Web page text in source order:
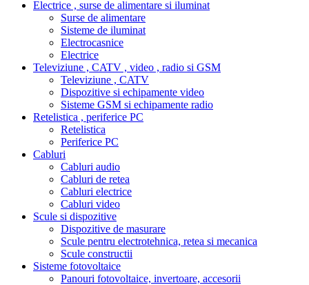
Electrice , surse de alimentare si iluminat
Surse de alimentare
Sisteme de iluminat
Electrocasnice
Electrice
Televiziune , CATV , video , radio si GSM
Televiziune , CATV
Dispozitive si echipamente video
Sisteme GSM si echipamente radio
Retelistica , periferice PC
Retelistica
Periferice PC
Cabluri
Cabluri audio
Cabluri de retea
Cabluri electrice
Cabluri video
Scule si dispozitive
Dispozitive de masurare
Scule pentru electrotehnica, retea si mecanica
Scule constructii
Sisteme fotovoltaice
Panouri fotovoltaice, invertoare, accesorii